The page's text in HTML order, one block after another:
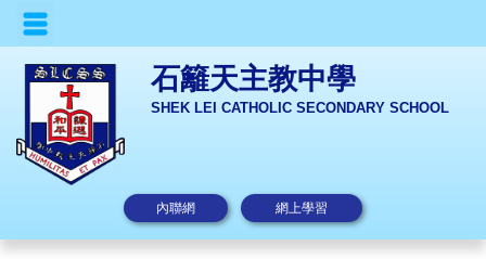
石籬天主教中學
SHEK LEI CATHOLIC SECONDARY SCHOOL
內聯網 網上學習